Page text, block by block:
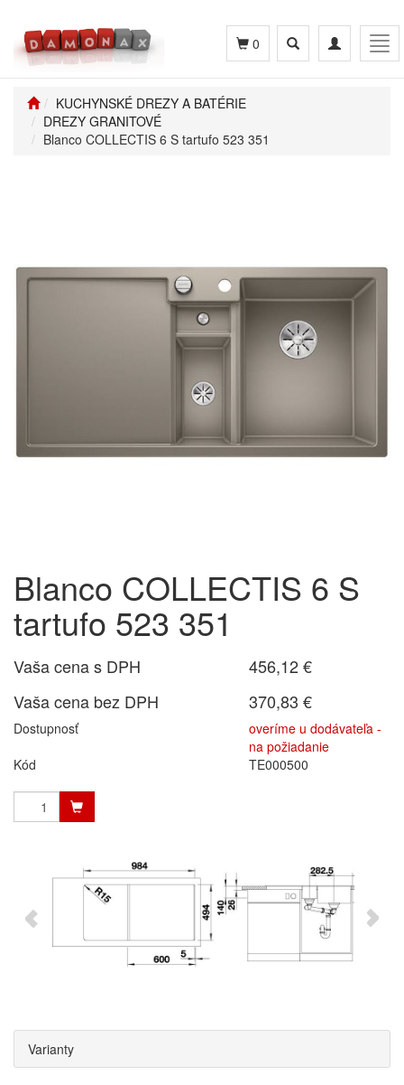
Toggle
navigation
Toggle
search
0
KUCHYNSKÉ DREZY A BATÉRIE
DREZY GRANITOVÉ
Blanco COLLECTIS 6 S tartufo 523 351
Blanco COLLECTIS 6 S
tartufo 523 351
Vaša cena s DPH
456,12 €
Vaša cena bez DPH
370,83 €
Dostupnosť
overíme u dodávateľa -
na požiadanie
Kód
TE000500
Varianty